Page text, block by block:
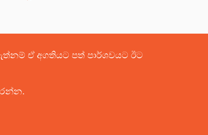
ඒ අගතියට පත් පාර්ශවයට ඊට